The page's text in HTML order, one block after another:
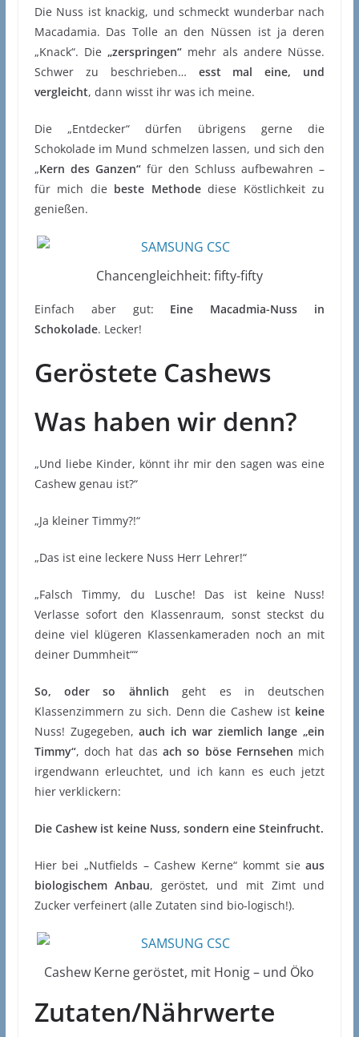
Die Nuss ist knackig, und schmeckt wunderbar nach
Macadamia. Das Tolle an den Nüssen ist ja deren
„Knack“. Die „zerspringen“ mehr als andere Nüsse.
Schwer zu beschrieben… esst mal eine, und
vergleicht, dann wisst ihr was ich meine.
Die „Entdecker“ dürfen übrigens gerne die
Schokolade im Mund schmelzen lassen, und sich den
„Kern des Ganzen“für den Schluss aufbewahren –
für mich die beste Methodediese Köstlichkeit zu
genießen.
Chancengleichheit: fifty-fifty
Einfach aber gut: Eine Macadmia-Nuss in
Schokolade. Lecker!
Geröstete Cashews
Was haben wir denn?
„Und liebe Kinder, könnt ihr mir den sagen was eine
Cashew genau ist?“
„Ja kleiner Timmy?!“
„Das ist eine leckere Nuss Herr Lehrer!“
„Falsch Timmy, du Lusche! Das ist keine Nuss!
Verlasse sofort den Klassenraum, sonst steckst du
deine viel klügeren Klassenkameraden noch an mit
deiner Dummheit““
So, oder so ähnlich geht es in deutschen
Klassenzimmern zu sich. Denn die Cashew ist keine
Nuss! Zugegeben,auch ich war ziemlich lange „ein
Timmy“, doch hat das ach so böse Fernsehen mich
irgendwann erleuchtet, und ich kann es euch jetzt
hier verklickern:
Die Cashew ist keine Nuss, sondern eine Steinfrucht.
Hier bei „Nutfields – Cashew Kerne“ kommt sieaus
biologischem Anbau, geröstet, und mit Zimt und
Zucker verfeinert (alle Zutaten sind bio-logisch!).
Cashew Kerne geröstet, mit Honig – und Öko
Zutaten/Nährwerte